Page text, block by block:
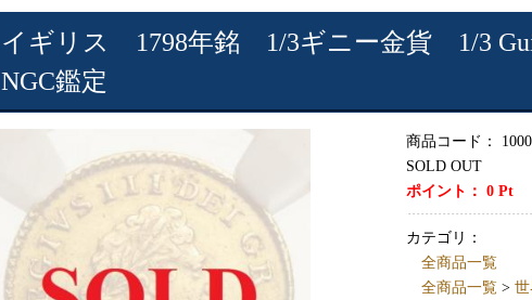
イギリス 1798年銘 1/3ギニー金貨 1/3
NGC鑑定
商品コード：
SOLD OUT
ポイント： 0Pt
カテゴリ：
全商品一覧
全商品一覧> 世